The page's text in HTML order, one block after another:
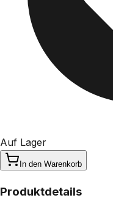
Auf Lager
In den Warenkorb
Produktdetails